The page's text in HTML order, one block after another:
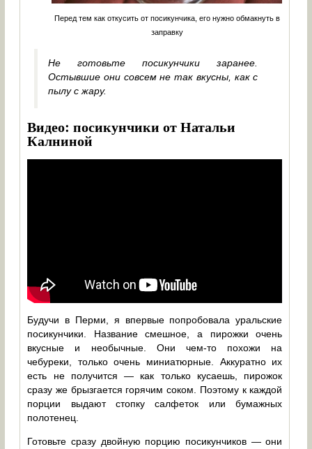
Перед тем как откусить от посикунчика, его нужно обмакнуть в
заправку
Не готовьте посикунчики заранее.
Остывшие они совсем не так вкусны, как с
пылу с жару.
Видео: посикунчики от Натальи
Калниной
Будучи в Перми, я впервые попробовала уральские
посикунчики. Название смешное, а пирожки очень
вкусные и необычные. Они чем-то похожи на
чебуреки, только очень миниатюрные. Аккуратно их
есть не получится — как только кусаешь, пирожок
сразу же брызгается горячим соком. Поэтому к каждой
порции выдают стопку салфеток или бумажных
полотенец.
Готовьте сразу двойную порцию посикунчиков — они